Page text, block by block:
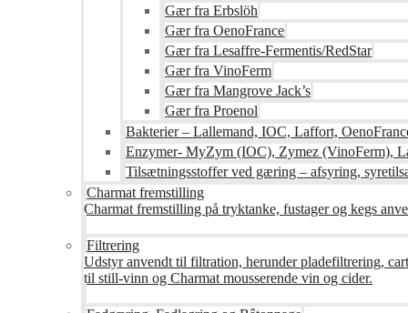
Gær fra Erbslöh
Gær fra OenoFrance
Gær fra Lesaffre-Fermentis/RedStar
Gær fra VinoFerm
Gær fra Mangrove Jack’s
Gær fra Proenol
Bakterier – Lallemand, IOC, Laffort,
Enzymer- MyZym (IOC), Zymez (VinoFerm),
Tilsætningsstoffer ved gæring – afsyring,
Charmat fremstilling
Charmat fremstilling på tryktanke, fustager og kegs
Filtrering
Udstyr anvendt til filtration, herunder pladefiltrering,
til still-vinn og Charmat mousserende vin og cider.